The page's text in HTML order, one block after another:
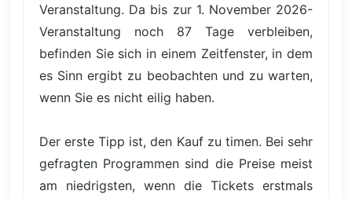
Veranstaltung. Da bis zur 1. November 2026-
Veranstaltung noch 87 Tage verbleiben,
befinden Sie sich in einem Zeitfenster, in dem
es Sinn ergibt zu beobachten und zu warten,
wenn Sie es nicht eilig haben.
Der erste Tipp ist, den Kauf zu timen. Bei sehr
gefragten Programmen sind die Preise meist
am niedrigsten, wenn die Tickets erstmals